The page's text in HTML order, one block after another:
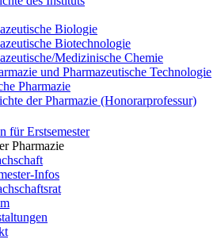
Biologie
Biotechnologie
Medizinische Chemie
und Pharmazeutische Technologie
Pharmazie
der Pharmazie (Honorarprofessur)
für Erstsemester
Pharmazie
Infos